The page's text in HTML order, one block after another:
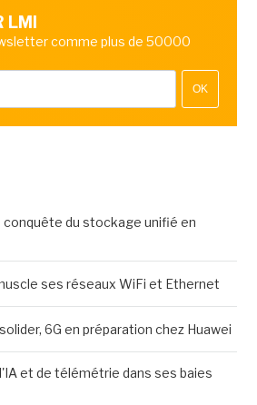
comme plus de 50000
OK
conquête du stockage unifié en
ses réseaux WiFi et Ethernet
6G en préparation chez Huawei
et de télémétrie dans ses baies